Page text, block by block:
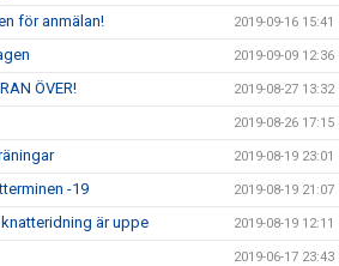
för anmälan! 2019-09-16 15:41
2019-09-09 12:36
ÖVER! 2019-08-27 13:32
2019-08-26 17:15
2019-08-19 23:01
-19 2019-08-19 21:07
är uppe 2019-08-19 12:11
2019-06-17 23:43